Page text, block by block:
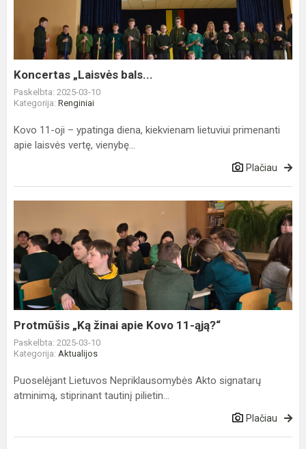
Koncertas „Laisvės bals...
Paskelbta: 2025-03-10
Kategorija: Renginiai
Kovo 11-oji – ypatinga diena, kiekvienam lietuviui primenanti
apie laisvės vertę, vienybę...
Plačiau
žinai
apie
Kovo
11-
ąją?“
Protmūšis „Ką žinai apie Kovo 11-ąją?“
Paskelbta: 2025-03-10
Kategorija: Aktualijos
Puoselėjant Lietuvos Nepriklausomybės Akto signatarų
atminimą, stiprinant tautinį pilietin...
Plačiau